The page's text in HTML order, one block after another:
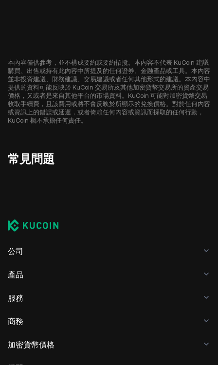
本內容僅供參考，並不構成要約或要約招攬。本內容不代表 KuCoin 建議
購買、出售或持有此內容中所提及的任何證券、金融產品或工具。本內容
並非投資建議、財務建議、交易建議或者任何其他形式的建議。本內容中
提供的資料可能反映於 KuCoin 交易所及其他加密貨幣交易所的資產交易
價格，又或者是來自其他平台的市場資料。KuCoin 可能對加密貨幣交易
收取手續費，且該費用或將不會反映於所顯示的兌換價格。對於任何內容
或資訊上的錯誤或延遲，或者倚賴任何內容或資訊而採取的任何行動，
KuCoin 概不承擔任何責任。
常見問題
公司
產品
服務
商務
加密貨幣價格